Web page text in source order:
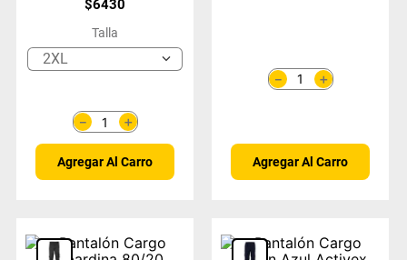
$6430
Talla
2XL
＋
－
Agregar Al Carro
＋
－
Agregar Al Carro